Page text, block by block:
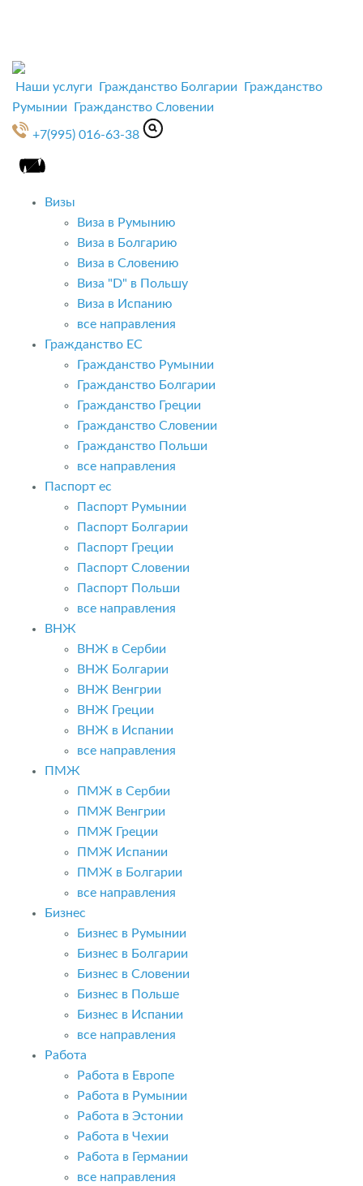
Наши услуги Гражданство Болгарии
Гражданство
Румынии
Гражданство Словении
+7(995) 016-63-38
Визы
Виза в Румынию
Виза в Болгарию
Виза в Словению
Виза "D" в Польшу
Виза в Испанию
все направления
Гражданство ЕС
Гражданство Румынии
Гражданство Болгарии
Гражданство Греции
Гражданство Словении
Гражданство Польши
все направления
Паспорт ес
Паспорт Румынии
Паспорт Болгарии
Паспорт Греции
Паспорт Словении
Паспорт Польши
все направления
ВНЖ
ВНЖ в Сербии
ВНЖ Болгарии
ВНЖ Венгрии
ВНЖ Греции
ВНЖ в Испании
все направления
ПМЖ
ПМЖ в Сербии
ПМЖ Венгрии
ПМЖ Греции
ПМЖ Испании
ПМЖ в Болгарии
все направления
Бизнес
Бизнес в Румынии
Бизнес в Болгарии
Бизнес в Словении
Бизнес в Польше
Бизнес в Испании
все направления
Работа
Работа в Европе
Работа в Румынии
Работа в Эстонии
Работа в Чехии
Работа в Германии
все направления